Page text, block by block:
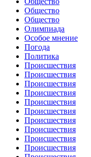
Общество
Общество
Олимпиада
Особое мнение
Погода
Политика
Происшествия
Происшествия
Происшествия
Происшествия
Происшествия
Происшествия
Происшествия
Происшествия
Происшествия
Происшествия